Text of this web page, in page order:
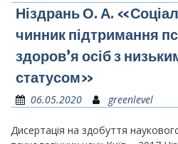
Ніздрань О. А.
чинник підтримання
здоров’я осіб з
статусом»
06.05.2020 greenlevel
Дисертація на здобуття